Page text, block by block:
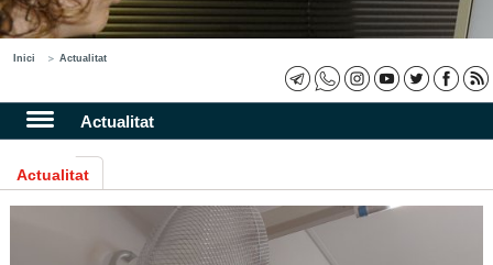
Inici Actualitat
Actualitat
Actualitat